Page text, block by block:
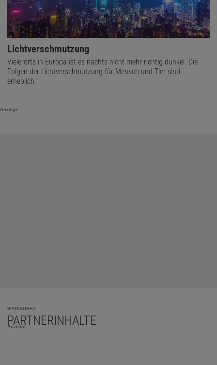
Lichtverschmutzung
Vielerorts in Europa ist es nachts nicht mehr richtig dunkel. Die
Folgen der Lichtverschmutzung für Mensch und Tier sind
erheblich.
Anzeige
SPONSORED
PARTNERINHALTE
Anzeige